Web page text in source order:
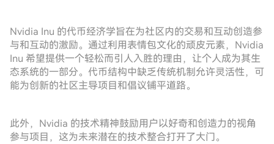
Nvidia Inu 的代币经济学旨在为社区内的交易和互动创造参
与和互动的激励。通过利用表情包文化的顽皮元素，Nvidia
Inu 希望提供一个轻松而引人入胜的理由，让个人成为其生
态系统的一部分。代币结构中缺乏传统机制允许灵活性，可
能为创新的社区主导项目和倡议铺平道路。
此外，Nvidia 的技术精神鼓励用户以好奇和创造力的视角
参与项目，这为未来潜在的技术整合打开了大门。